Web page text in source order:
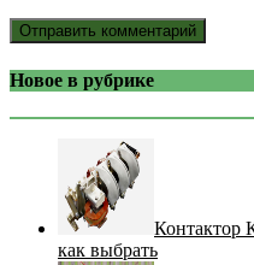
Новое в рубрике
Контактор
как выбрать